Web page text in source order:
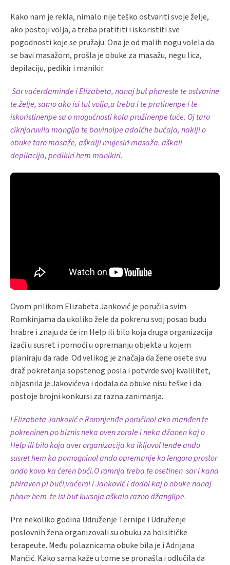
Kako nam je rekla, nimalo nije teško ostvariti svoje želje,
ako postoji volja, a treba pratititi i iskoristiti sve
pogodnosti koje se pružaju. Ona je od malih nogu volela da
se bavi masažom, prošla je obuke za masažu, negu lica,
depilaciju, pedikir i manikir.
Sar vaćerđaminđe i Elizabeta, nanaj but phareste te ostvarine
te želje, samo ako isi tut volja,a treba i te pratinenpe i te
iskoristinenpe sa o mogućnosti kola pružinenpe tuće. Oj taro
ciknjaruvila manglja te bavinolpe adalćhe bućaja, naklji o
obuke taro masaže, aškalji mujesiri masaža, aškali
depilacija, pedikiri hem manikiri.
Ovom prilikom Elizabeta Janković je poručila svim
Romkinjama da ukoliko žele da pokrenu svoj posao budu
hrabre i znaju da će im Help ili bilo koja druga organizacija
izaći u susret i pomoći u opremanju objekta u kojem
planiraju da rade. Od velikog je značaja da žene osete svu
draž pokretanja sopstenog posla i potvrde svoj kvalilitet,
objasnila je Jakovićeva i dodala da obuke nisu teške i da
postoje brojni konkursi za razna zanimanja.
I Elizabeta Janković e Romnjenđe poručinol ako manđen te
pokreninen po biznis neka oven zorale i neka džanen kaj o
Help ili bilo koja aver organizacija ka ikljovol lenđe ando
susret hem ka pomogninol ando opremanje ko lengoro prostor
ando kova ka ćeren bući.O romnja treba te osetinen sar i kana
phiraven pi bući,vaćerol i Janković i dodol kaj o obuke nanaj
phare hem te isi but kursoja aškalo razno džanglipe.
Pre nekoliko godina Udruženje Ternipe i Udruženje
poslovnih žena organizovali su obuku za holsitičke
terapeute. Među polaznicama obuke bila je i Adrijana
Mančić. Kako sama kaže u tome se pronašla i odlučila da